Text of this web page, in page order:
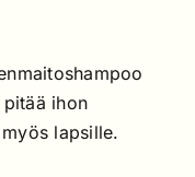
ihon
lapsille.